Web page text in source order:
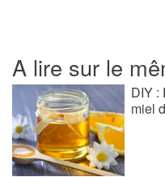
A lire sur le
DIY :
miel